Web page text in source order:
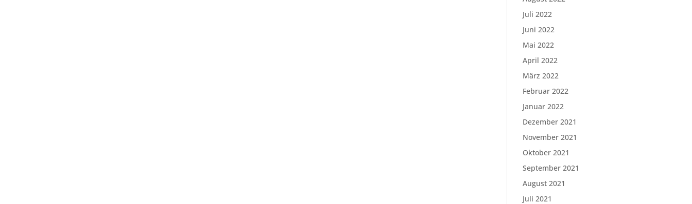
Juli 2022
Juni 2022
Mai 2022
April 2022
März 2022
Februar 2022
Januar 2022
Dezember 2021
November 2021
Oktober 2021
September 2021
August 2021
Juli 2021